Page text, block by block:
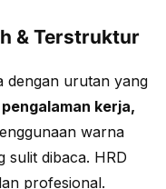
& Terstruktur
dengan urutan yang
kerja,
warna
sulit dibaca. HRD
profesional.